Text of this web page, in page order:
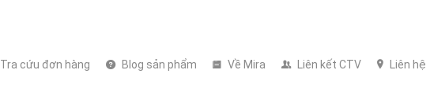
Tra cứu đơn hàng Blog sản phẩm Về Mira Liên kết CTV Liên hệ